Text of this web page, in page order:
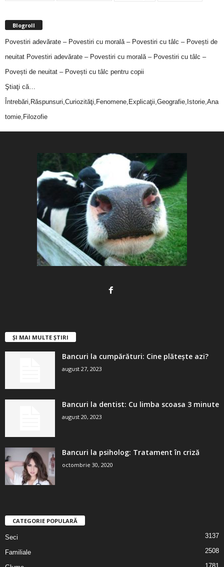
Blogroll
Povestiri adevărate – Povestiri cu morală – Povestiri cu tâlc – Povești de
neuitat Povestiri adevărate – Povestiri cu morală – Povestiri cu tâlc –
Povești de neuitat – Povești cu tâlc pentru copii
Ştiaţi că…
Întrebări,Răspunsuri,Curiozităţi,Fenomene,Explicaţii,Geografie,Istorie,Ana
tomie,Filozofie
ȘI MAI MULTE ȘTIRI
Bancuri la cumpărături: Cine plătește azi?
august 27, 2023
Bancuri la dentist: Cu limba scoasa 3 minute
august 20, 2023
Bancuri la psiholog: Tratament în criză
octombrie 30, 2020
CATEGORIE POPULARĂ
Seci 3137
Familiale 2508